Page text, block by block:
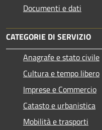
Documenti e dati
CATEGORIE DI SERVIZIO
Anagrafe e stato civile
Cultura e tempo libero
Imprese e Commercio
Catasto e urbanistica
Mobilità e trasporti